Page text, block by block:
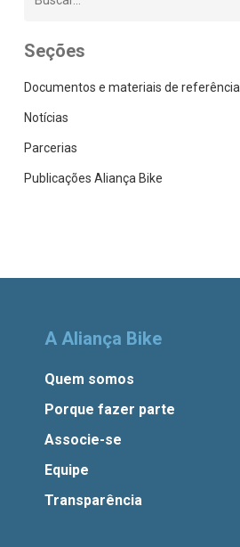
Seções
Documentos e materiais de referência
Notícias
Parcerias
Publicações Aliança Bike
A Aliança Bike
Quem somos
Porque fazer parte
Associe-se
Equipe
Transparência